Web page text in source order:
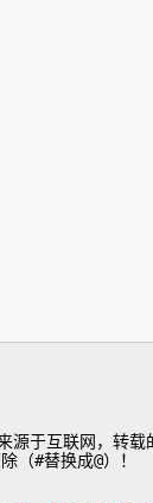
#替换成@）！